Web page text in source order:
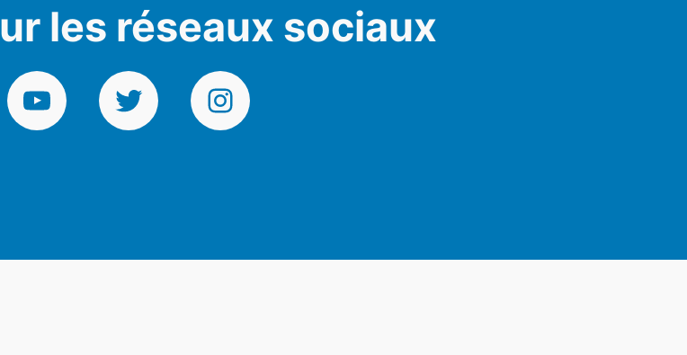
les réseaux sociaux
YouTube Twitter Instagram